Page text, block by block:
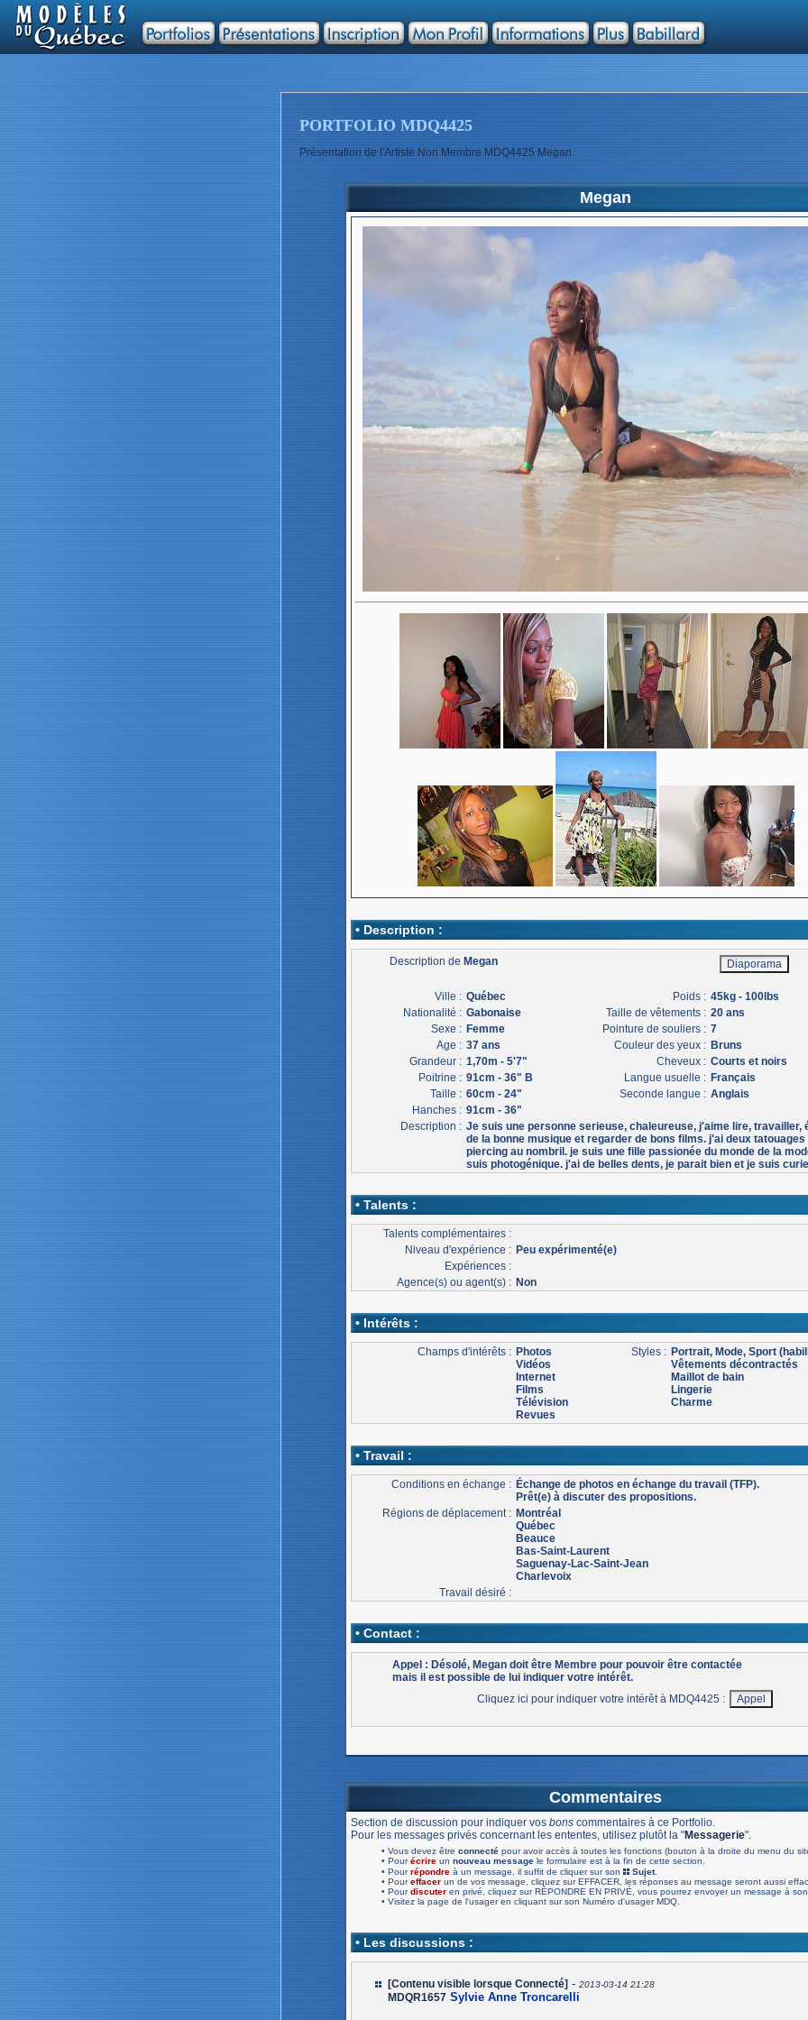
PORTFOLIO MDQ4425
Présentation de l'Artiste Non Membre MDQ4425 Megan.
Megan
• Description :
Description deMegan
Ville : Québec
Nationalité : Gabonaise
Sexe : Femme
Age : 37 ans
Grandeur : 1,70m - 5'7"
Poitrine : 91cm - 36" B
Taille : 60cm - 24"
Hanches : 91cm - 36"
Poids : 45kg - 100lbs
Taille de vêtements : 20 ans
Pointure de souliers : 7
Couleur des yeux : Bruns
Cheveux : Courts et noirs
Langue usuelle : Français
Seconde langue : Anglais
Description : Je suis une personne serieuse, chaleureuse, j'aime lire, travailler,
de la bonne musique et regarder de bons films. j'ai deux tatouages
piercing au nombril. je suis une fille passionée du monde de la
suis photogénique. j'ai de belles dents, je parait bien et je suis
• Talents :
Talents complémentaires :
Niveau d'expérience : Peu expérimenté(e)
Expériences :
Agence(s) ou agent(s) : Non
• Intérêts :
Champs d'intérêts : Photos
Vidéos
Internet
Films
Télévision
Revues
Styles : Portrait, Mode, Sport
Vêtements décontractés
Maillot de bain
Lingerie
Charme
• Travail :
Conditions en échange : Échange de photos en échange du travail (TFP).
Prêt(e) à discuter des propositions.
Régions de déplacement : Montréal
Québec
Beauce
Bas-Saint-Laurent
Saguenay-Lac-Saint-Jean
Charlevoix
Travail désiré :
• Contact :
Appel : Désolé, Megan doit être Membre pour pouvoir être contactée
mais il est possible de lui indiquer votre intérêt.
Cliquez ici pour indiquer votre intérêt à MDQ4425 :
Commentaires
Section de discussion pour indiquer vos bonscommentaires à ce Portfolio.
Pour les messages privés concernant les ententes, utilisez plutôt la "Messagerie".
• Vous devez être connectépour avoir accès à toutes les fonctions (bouton à la droite du menu du
• Pourécrireun nouveau messagele formulaire est à la fin de cette section.
• Pourrépondreà un message, il suffit de cliquer sur son Sujet.
• Poureffacerun de vos message, cliquez sur EFFACER, les réponses au message seront aussi
• Pourdiscuteren privé, cliquez sur RÉPONDRE EN PRIVÉ, vous pourrez envoyer un message à
• Visitez la page de l'usager en cliquant sur son Numéro d'usager MDQ.
• Les discussions :
[Contenu visible lorsque Connecté] -2013-03-14 21:28
MDQR1657 Sylvie Anne Troncarelli